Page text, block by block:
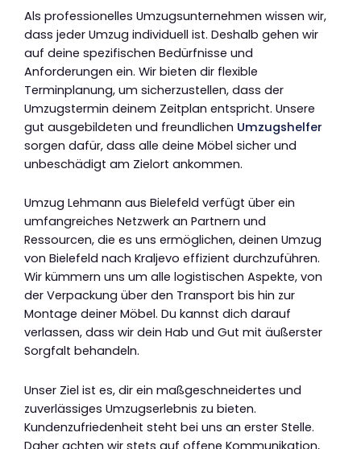
Als professionelles Umzugsunternehmen wissen wir,
dass jeder Umzug individuell ist. Deshalb gehen wir
auf deine spezifischen Bedürfnisse und
Anforderungen ein. Wir bieten dir flexible
Terminplanung, um sicherzustellen, dass der
Umzugstermin deinem Zeitplan entspricht. Unsere
gut ausgebildeten und freundlichen Umzugshelfer
sorgen dafür, dass alle deine Möbel sicher und
unbeschädigt am Zielort ankommen.
Umzug Lehmann aus Bielefeld verfügt über ein
umfangreiches Netzwerk an Partnern und
Ressourcen, die es uns ermöglichen, deinen Umzug
von Bielefeld nach Kraljevo effizient durchzuführen.
Wir kümmern uns um alle logistischen Aspekte, von
der Verpackung über den Transport bis hin zur
Montage deiner Möbel. Du kannst dich darauf
verlassen, dass wir dein Hab und Gut mit äußerster
Sorgfalt behandeln.
Unser Ziel ist es, dir ein maßgeschneidertes und
zuverlässiges Umzugserlebnis zu bieten.
Kundenzufriedenheit steht bei uns an erster Stelle.
Daher achten wir stets auf offene Kommunikation,